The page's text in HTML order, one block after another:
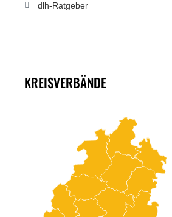
dlh-Ratgeber
KREISVERBÄNDE